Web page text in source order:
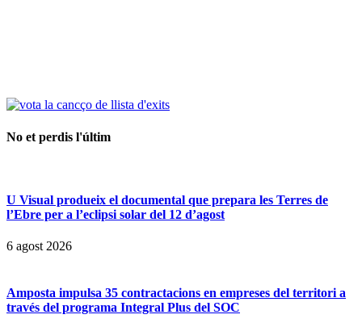
No et perdis l'últim
U Visual produeix el documental que prepara les Terres de
l’Ebre per a l’eclipsi solar del 12 d’agost
6 agost 2026
Amposta impulsa 35 contractacions en empreses del territori a
través del programa Integral Plus del SOC